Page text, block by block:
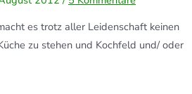
es trotz aller Leidenschaft keinen
zu stehen und Kochfeld und/ oder